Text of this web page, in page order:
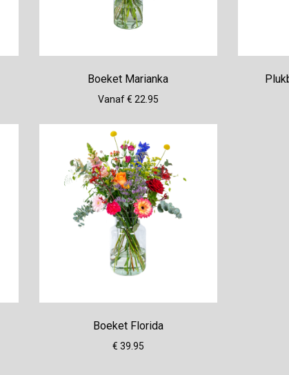
Boeket Marianka
Vanaf € 22.95
Boeket Florida
€ 39.95